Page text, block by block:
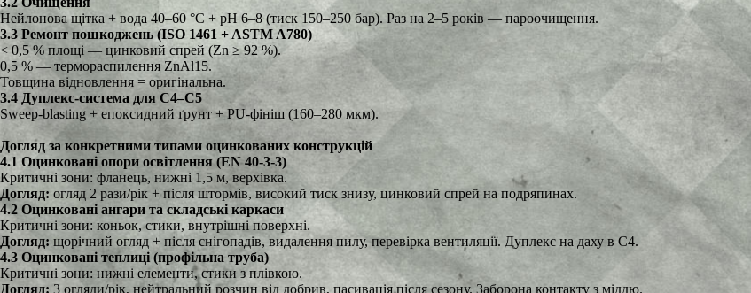
Нейлонова щітка + вода 40–60 °C + pH 6–8 (тиск 150–250 бар). Раз на 2–5 років — пароочищення.
3.3 Ремонт пошкоджень (ISO 1461 + ASTM A780)
< 0,5 % площі — цинковий спрей (Zn ≥ 92 %).
0,5 % — термораспилення ZnAl15.
Товщина відновлення = оригінальна.
3.4 Дуплекс-система для C4–C5
Sweep-blasting + епоксидний ґрунт + PU-фініш (160–280 мкм).
Догляд за конкретними типами оцинкованих конструкцій
4.1 Оцинковані опори освітлення (EN 40-3-3)
Критичні зони: фланець, нижні 1,5 м, верхівка.
Догляд: огляд 2 рази/рік + після штормів, високий тиск знизу, цинковий спрей на подряпинах.
4.2 Оцинковані ангари та складські каркаси
Критичні зони: коньок, стики, внутрішні поверхні.
Догляд: щорічний огляд + після снігопадів, видалення пилу, перевірка вентиляції. Дуплекс на даху в C4.
4.3 Оцинковані теплиці (профільна труба)
Критичні зони: нижні елементи, стики з плівкою.
Догляд: 3 огляди/рік, нейтральний розчин від добрив, пасивація після сезону. Заборона контакту з міддю.